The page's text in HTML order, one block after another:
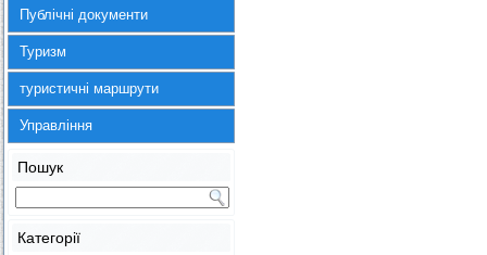
Публічні документи
Туризм
туристичні маршрути
Управління
Пошук
Категорії